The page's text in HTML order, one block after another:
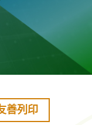
善列印